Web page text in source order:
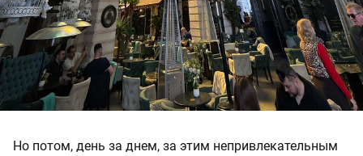
Но потом, день за днем, за этим непривлекательным